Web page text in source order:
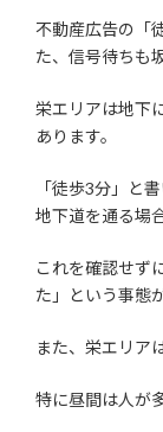
不動産広告の「
た、信号待ちも
栄エリアは地下
あります。
「徒歩3分」と
地下道を通る場
これを確認せず
た」という事態
また、栄エリア
特に昼間は人が